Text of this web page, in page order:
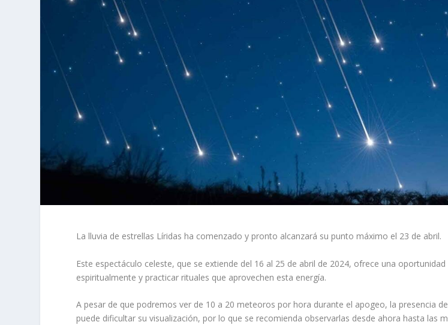
La lluvia de estrellas Líridas ha comenzado y pronto alcanzará su punto máximo el 23 de abril.
Este espectáculo celeste, que se extiende del 16 al 25 de abril de 2024, ofrece una
espiritualmente y practicar rituales que aprovechen esta energía.
A pesar de que podremos ver de 10 a 20 meteoros por hora durante el apogeo, la presencia
puede dificultar su visualización, por lo que se recomienda observarlas desde ahora hasta las